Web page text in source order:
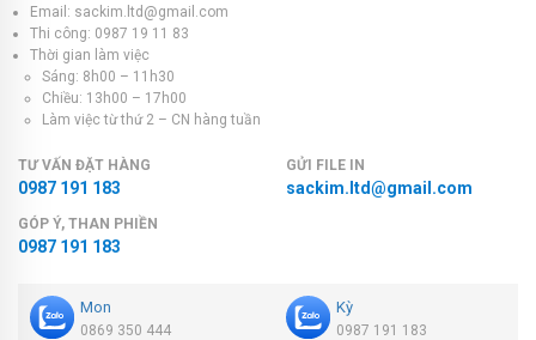
Email: sackim.ltd@gmail.com
Thi công: 0987 19 11 83
Thời gian làm việc
Sáng: 8h00 – 11h30
Chiều: 13h00 – 17h00
Làm việc từ thứ 2 – CN hàng tuần
TƯ VẤN ĐẶT HÀNG
0987 191 183
GỬI FILE IN
sackim.ltd@gmail.com
GÓP Ý, THAN PHIỀN
0987 191 183
Mon
0869 350 444
Kỳ
0987 191 183